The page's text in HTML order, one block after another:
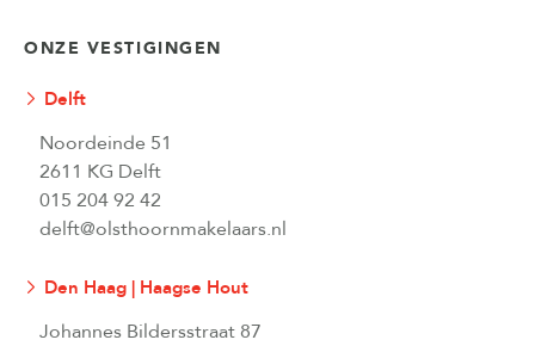
ONZE VESTIGINGEN
Delft
Noordeinde 51
2611 KG Delft
015 204 92 42
delft@olsthoornmakelaars.nl
Den Haag | Haagse Hout
Johannes Bildersstraat 87